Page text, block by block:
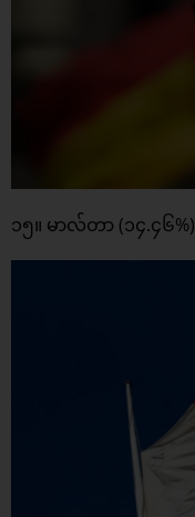
၁၅။ မာလ်တာ (၁၄.၄၆%)